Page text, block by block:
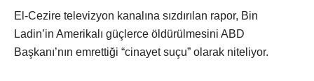
El-Cezire televizyon kanalına sızdırılan rapor, Bin
Ladin’in Amerikalı güçlerce öldürülmesini ABD
Başkanı’nın emrettiği “cinayet suçu” olarak niteliyor.